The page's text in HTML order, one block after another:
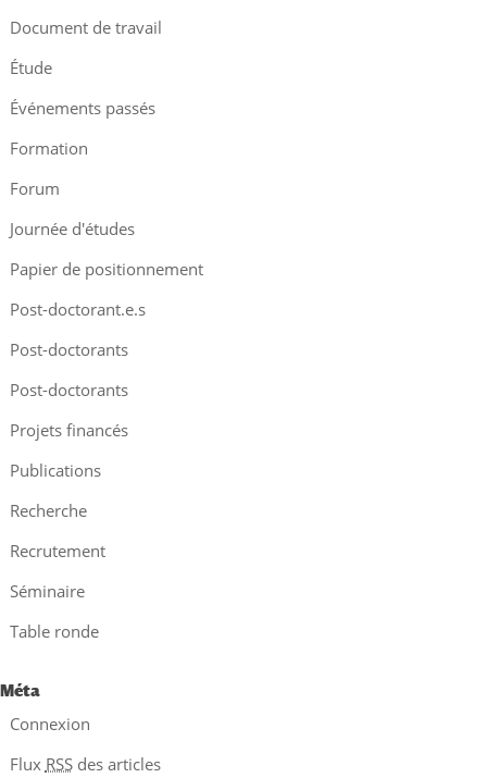
Document de travail
Étude
Événements passés
Formation
Forum
Journée d'études
Papier de positionnement
Post-doctorant.e.s
Post-doctorants
Post-doctorants
Projets financés
Publications
Recherche
Recrutement
Séminaire
Table ronde
Méta
Connexion
Flux RSSdes articles